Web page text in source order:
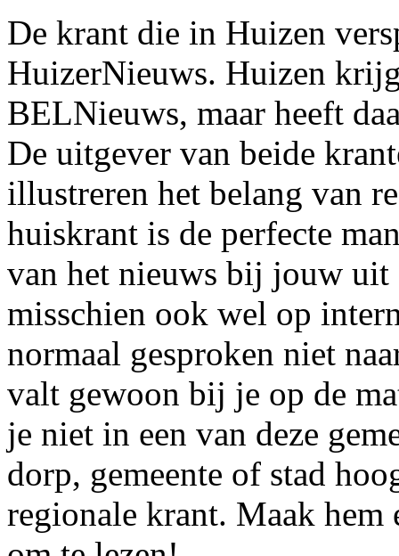
De krant die in Huizen
HuizerNieuws. Huizen
BELNieuws, maar heeft
De uitgever van beide
illustreren het belang van
huiskrant is de perfecte
van het nieuws bij jouw uit
misschien ook wel op
normaal gesproken niet
valt gewoon bij je op de
je niet in een van deze
dorp, gemeente of stad
regionale krant. Maak hem